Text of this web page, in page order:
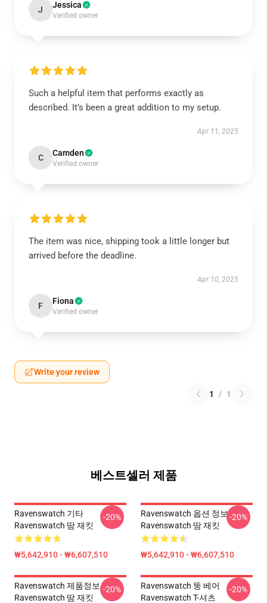
J Jessica
Verified owner
Such a helpful item that performs exactly as
described. It’s been a great addition to my setup.
Apr 11, 2025
C Camden
Verified owner
The item was nice, shipping took a little longer but
arrived before the deadline.
Apr 10, 2025
F Fiona
Verified owner
Write your review
1 / 1
베스트셀러 제품
Ravenswatch 기타
Ravenswatch 땀 재킷
₩5,642,910 - ₩6,607,510
-20%
Ravenswatch 옵션 정보
Ravenswatch 땀 재킷
₩5,642,910 - ₩6,607,510
-20%
Ravenswatch 제품정보
Ravenswatch 땀 재킷
-20%
Ravenswatch 뚱 베어
Ravenswatch T-셔츠
-20%